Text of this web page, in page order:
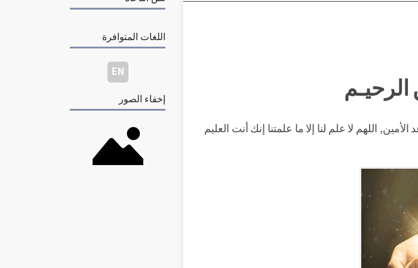
اللهم لا علم لنا إلا ما علمتنا إنك أنت العليم
اللغات المتوافرة
EN
إخفاء الصور